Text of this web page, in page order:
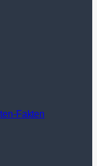
Fakten